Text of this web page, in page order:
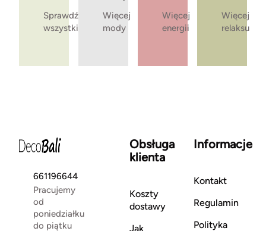
Sprawdź
wszystkie
Więcej
mody
Więcej
energii
Więcej
relaksu
661196644
Pracujemy
od
poniedziałku
do piątku
Obsługa
klienta
Koszty
dostawy
Jak
Informacje
Kontakt
Regulamin
Polityka